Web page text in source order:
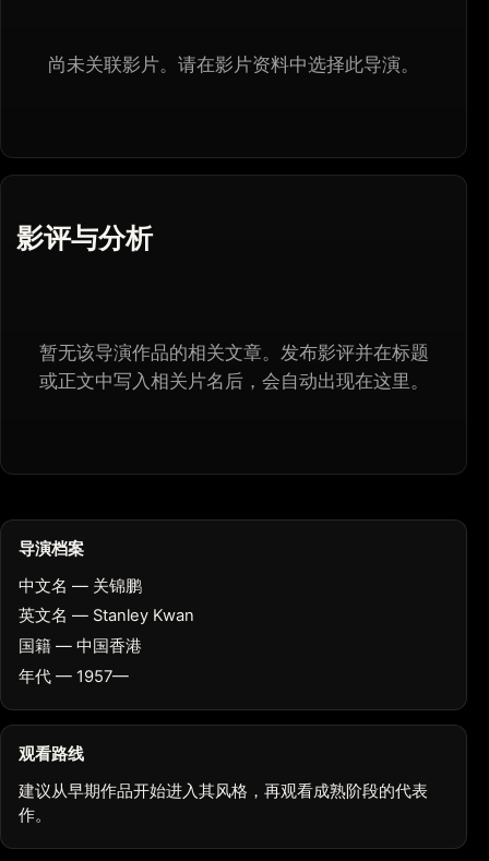
尚未关联影片。请在影片资料中选择此导演。
影评与分析
暂无该导演作品的相关文章。发布影评并在标题
或正文中写入相关片名后，会自动出现在这里。
导演档案
中文名 — 关锦鹏
英文名 — Stanley Kwan
国籍 — 中国香港
年代 — 1957—
观看路线
建议从早期作品开始进入其风格，再观看成熟阶段的代表
作。